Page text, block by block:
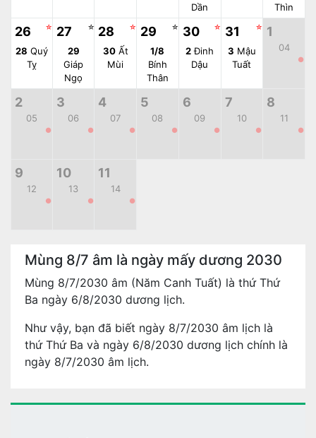
Dần
Thìn
26 ☆
28 Quý
Tỵ
27 ☆
29
Giáp
Ngọ
28 ☆
30Ất
Mùi
29 ☆
1/8
Bính
Thân
30 ☆
2Đinh
Dậu
31 ☆
3 Mậu
Tuất
1
04
●
2
05
●
3
06
●
4
07
●
5
08
●
6
09
●
7
10
●
8
11
●
9
12
●
10
13
●
11
14
●
Mùng 8/7 âm là ngày mấy dương 2030
Mùng 8/7/2030 âm (Năm Canh Tuất) là thứ Thứ
Ba ngày 6/8/2030 dương lịch.
Như vậy, bạn đã biết ngày 8/7/2030 âm lịch là
thứ Thứ Ba và ngày 6/8/2030 dương lịch chính là
ngày 8/7/2030 âm lịch.